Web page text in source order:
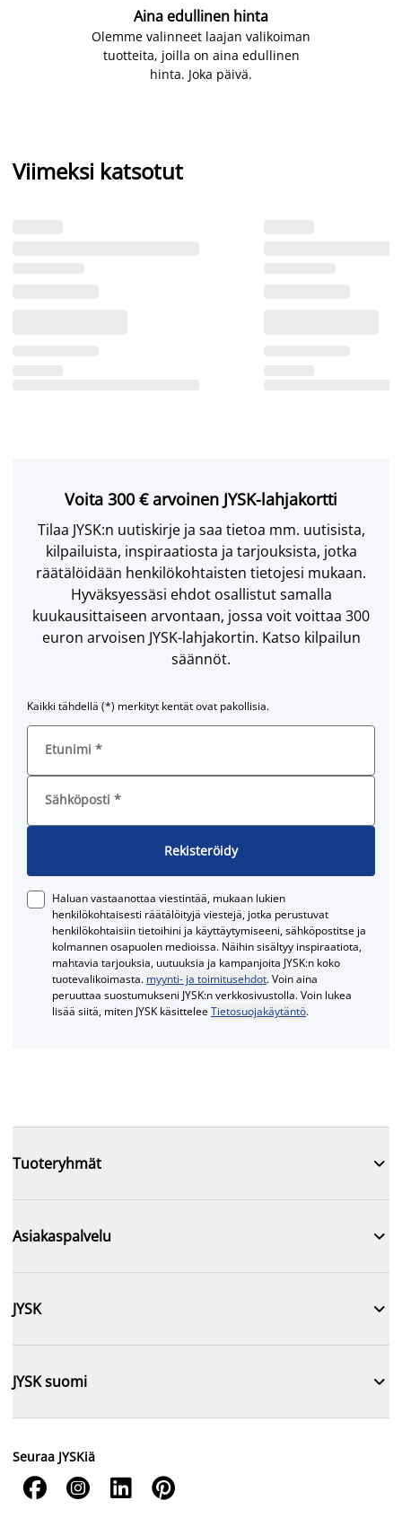
Aina edullinen hinta
Olemme valinneet laajan valikoiman
tuotteita, joilla on aina edullinen
hinta. Joka päivä.
Viimeksi katsotut
Voita 300 € arvoinen JYSK-lahjakortti
Tilaa JYSK:n uutiskirje ja saa tietoa mm. uutisista,
kilpailuista, inspiraatiosta ja tarjouksista, jotka
räätälöidään henkilökohtaisten tietojesi mukaan.
Hyväksyessäsi ehdot osallistut samalla
kuukausittaiseen arvontaan, jossa voit voittaa 300
euron arvoisen JYSK-lahjakortin. Katso kilpailun
säännöt.
Kaikki tähdellä (*) merkityt kentät ovat pakollisia.
Etunimi *
Sähköposti *
Rekisteröidy
Haluan vastaanottaa viestintää, mukaan lukien
henkilökohtaisesti räätälöityjä viestejä, jotka perustuvat
henkilökohtaisiin tietoihini ja käyttäytymiseeni, sähköpostitse ja
kolmannen osapuolen medioissa. Näihin sisältyy inspiraatiota,
mahtavia tarjouksia, uutuuksia ja kampanjoita JYSK:n koko
tuotevalikoimasta. myynti- ja toimitusehdot. Voin aina
peruuttaa suostumukseni JYSK:n verkkosivustolla. Voin lukea
lisää siitä, miten JYSK käsitteleeTietosuojakäytäntö.
Tuoteryhmät 
Asiakaspalvelu 
JYSK 
JYSK suomi 
Seuraa JYSKiä
   